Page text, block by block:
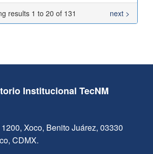
results 1 to 20 of 131 next >
Institucional TecNM
Xoco, Benito Juárez, 03330
CDMX.